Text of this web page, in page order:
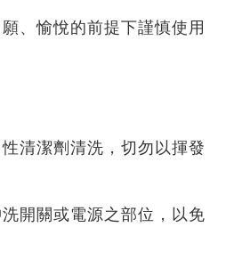
、愉悅的前提下謹慎使用
清潔劑清洗，切勿以揮發
開關或電源之部位，以免